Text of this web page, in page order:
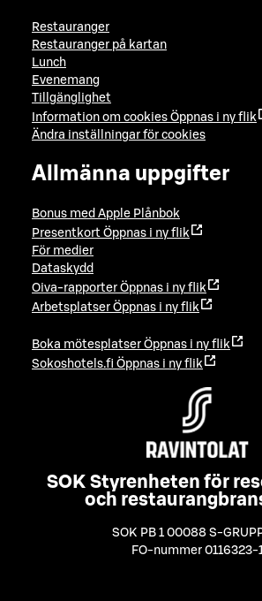
Restauranger
Restauranger på kartan
Lunch
Evenemang
Tillgänglighet
Information om cookies Öppnas i ny flik
Ändra inställningar för cookies
Allmänna uppgifter
Bonus med Apple Plånbok
Presentkort Öppnas i ny flik
För medier
Dataskydd
Oiva-rapporter Öppnas i ny flik
Arbetsplatser Öppnas i ny flik
Boka mötesplatser Öppnas i ny flik
Sokoshotels.fi Öppnas i ny flik
SOK Styrenheten för
och
SOK PB 1 00088 S-
FO-nummer 0116323-